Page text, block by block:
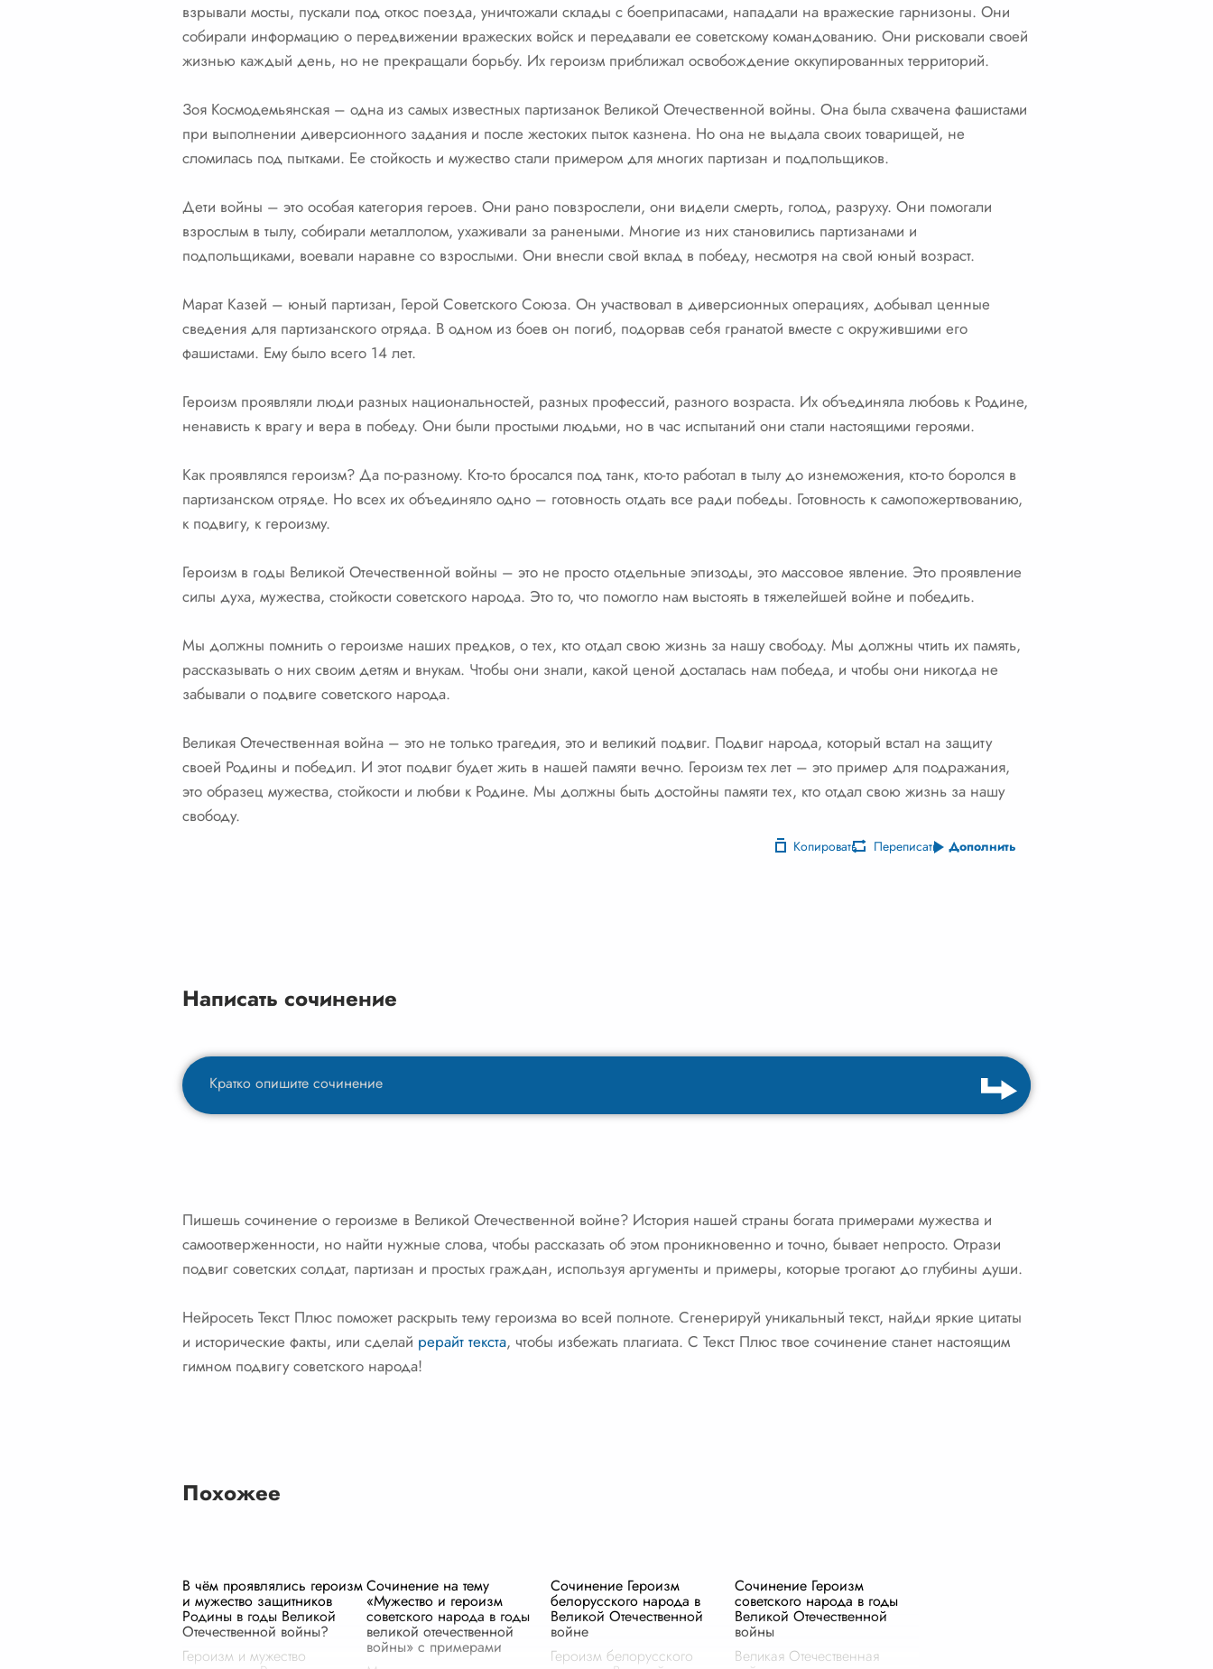
взрывали мосты, пускали под откос поезда, уничтожали склады с боеприпасами, нападали на вражеские гарнизоны. Они
собирали информацию о передвижении вражеских войск и передавали ее советскому командованию. Они рисковали своей
жизнью каждый день, но не прекращали борьбу. Их героизм приближал освобождение оккупированных территорий.
Зоя Космодемьянская – одна из самых известных партизанок Великой Отечественной войны. Она была схвачена фашистами
при выполнении диверсионного задания и после жестоких пыток казнена. Но она не выдала своих товарищей, не
сломилась под пытками. Ее стойкость и мужество стали примером для многих партизан и подпольщиков.
Дети войны – это особая категория героев. Они рано повзрослели, они видели смерть, голод, разруху. Они помогали
взрослым в тылу, собирали металлолом, ухаживали за ранеными. Многие из них становились партизанами и
подпольщиками, воевали наравне со взрослыми. Они внесли свой вклад в победу, несмотря на свой юный возраст.
Марат Казей – юный партизан, Герой Советского Союза. Он участвовал в диверсионных операциях, добывал ценные
сведения для партизанского отряда. В одном из боев он погиб, подорвав себя гранатой вместе с окружившими его
фашистами. Ему было всего 14 лет.
Героизм проявляли люди разных национальностей, разных профессий, разного возраста. Их объединяла любовь к Родине,
ненависть к врагу и вера в победу. Они были простыми людьми, но в час испытаний они стали настоящими героями.
Как проявлялся героизм? Да по-разному. Кто-то бросался под танк, кто-то работал в тылу до изнеможения, кто-то боролся в
партизанском отряде. Но всех их объединяло одно – готовность отдать все ради победы. Готовность к самопожертвованию,
к подвигу, к героизму.
Героизм в годы Великой Отечественной войны – это не просто отдельные эпизоды, это массовое явление. Это проявление
силы духа, мужества, стойкости советского народа. Это то, что помогло нам выстоять в тяжелейшей войне и победить.
Мы должны помнить о героизме наших предков, о тех, кто отдал свою жизнь за нашу свободу. Мы должны чтить их память,
рассказывать о них своим детям и внукам. Чтобы они знали, какой ценой досталась нам победа, и чтобы они никогда не
забывали о подвиге советского народа.
Великая Отечественная война – это не только трагедия, это и великий подвиг. Подвиг народа, который встал на защиту
своей Родины и победил. И этот подвиг будет жить в нашей памяти вечно. Героизм тех лет – это пример для подражания,
это образец мужества, стойкости и любви к Родине. Мы должны быть достойны памяти тех, кто отдал свою жизнь за нашу
свободу.
Копировать Переписать Дополнить
Написать сочинение
Пишешь сочинение о героизме в Великой Отечественной войне? История нашей страны богата примерами мужества и
самоотверженности, но найти нужные слова, чтобы рассказать об этом проникновенно и точно, бывает непросто. Отрази
подвиг советских солдат, партизан и простых граждан, используя аргументы и примеры, которые трогают до глубины души.
Нейросеть Текст Плюс поможет раскрыть тему героизма во всей полноте. Сгенерируй уникальный текст, найди яркие цитаты
и исторические факты, или сделай рерайт текста, чтобы избежать плагиата. С Текст Плюс твое сочинение станет настоящим
гимном подвигу советского народа!
Похожее
В чём проявлялись героизм
и мужество защитников
Родины в годы Великой
Отечественной войны?
Героизм и мужество
Сочинение на тему
«Мужество и героизм
советского народа в годы
великой отечественной
войны» с примерами
Сочинение Героизм
белорусского народа в
Великой Отечественной
войне
Героизм белорусского
Сочинение Героизм
советского народа в годы
Великой Отечественной
войны
Великая Отечественная